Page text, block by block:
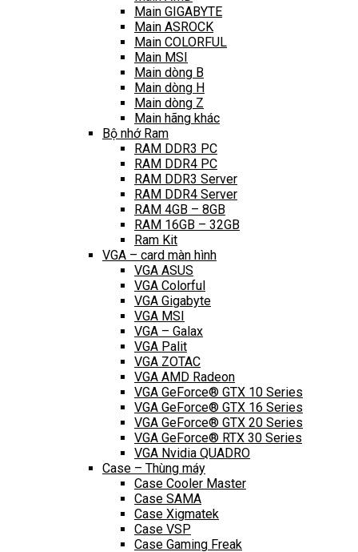
Main GIGABYTE
Main ASROCK
Main COLORFUL
Main MSI
Main dòng B
Main dòng H
Main dòng Z
Main hãng khác
Bộ nhớ Ram
RAM DDR3 PC
RAM DDR4 PC
RAM DDR3 Server
RAM DDR4 Server
RAM 4GB – 8GB
RAM 16GB – 32GB
Ram Kit
VGA – card màn hình
VGA ASUS
VGA Colorful
VGA Gigabyte
VGA MSI
VGA – Galax
VGA Palit
VGA ZOTAC
VGA AMD Radeon
VGA GeForce® GTX 10 Series
VGA GeForce® GTX 16 Series
VGA GeForce® GTX 20 Series
VGA GeForce® RTX 30 Series
VGA Nvidia QUADRO
Case – Thùng máy
Case Cooler Master
Case SAMA
Case Xigmatek
Case VSP
Case Gaming Freak